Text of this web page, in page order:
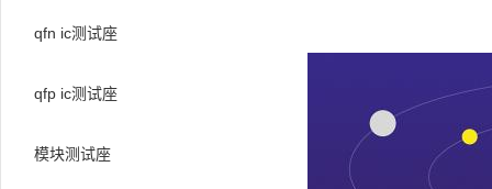
qfn ic测试座
qfp ic测试座
模块测试座